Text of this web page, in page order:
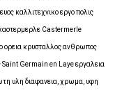
καλλιτεχνικο εργο πολις
Castermerle
ορεια κρυσταλλος ανθρωπος
Saint Germain en Laye εργαλεια
υλη διαφανεια, χρωμα, υφη